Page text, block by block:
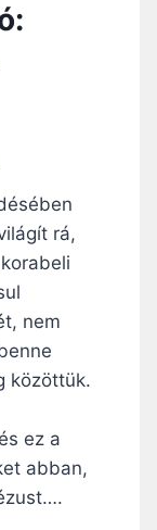
rá,
nem
közöttük.
ez a
abban,